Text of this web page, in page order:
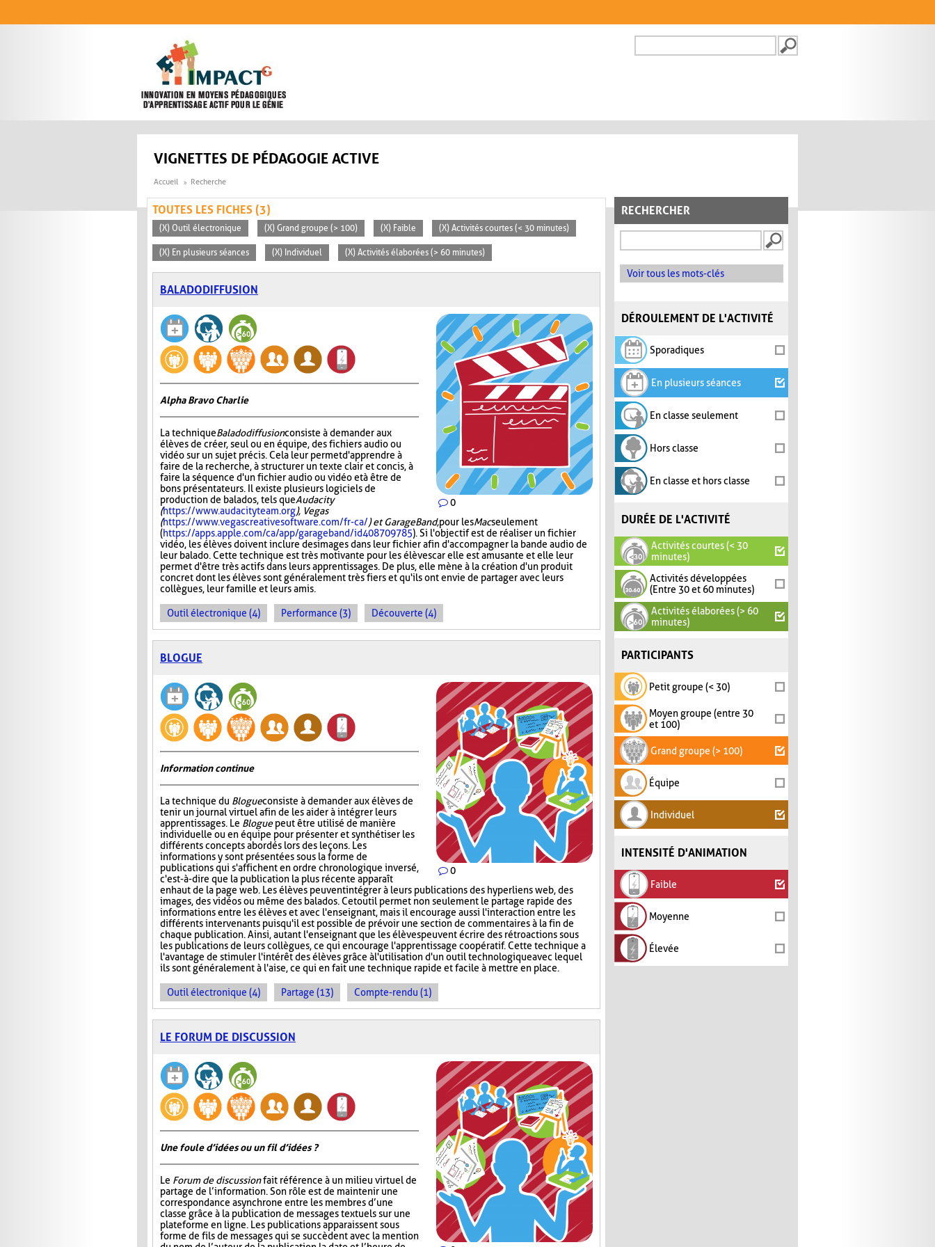
FORMULAIRE DE
VIGNETTES DE PÉDAGOGIE ACTIVE
Accueil Recherche
RECHERCHER
Voir tous les mots-clés
DÉROULEMENT DE L'ACTIVITÉ
Sporadiques
En plusieurs séances
En classe seulement
Hors classe
En classe et hors classe
DURÉE DE L'ACTIVITÉ
Activités courtes (< 30
minutes)
Activités développées
(Entre 30 et 60 minutes)
Activités élaborées (> 60
minutes)
PARTICIPANTS
Petit groupe (< 30)
Moyen groupe (entre 30
et 100)
Grand groupe (> 100)
Équipe
Individuel
INTENSITÉ D'ANIMATION
Faible
Moyenne
Élevée
TOUTES LES FICHES (3)
(X) Outil électronique (X) Grand groupe (> 100) (X) Faible (X) Activités courtes (< 30 minutes)
(X) En plusieurs séances (X) Individuel (X) Activités élaborées (> 60 minutes)
BALADODIFFUSION
0
Alpha Bravo Charlie
La techniqueBaladodiffusionconsiste à demander aux
élèves de créer, seul ou en équipe, des fichiers audio ou
vidéo sur un sujet précis. Cela leur permet d'apprendre à
faire de la recherche, à structurer un texte clair et concis, à
faire la séquence d'un fichier audio ou vidéo et à être de
bons présentateurs. Il existe plusieurs logiciels de
production de balados, tels queAudacity
(https://www.audacityteam.org), Vegas
(https://www.vegascreativesoftware.com/fr-ca/) et GarageBand,pour lesMacseulement
(https://apps.apple.com/ca/app/garageband/id408709785). Si l'objectif est de réaliser un fichier
vidéo, les élèves doivent inclure des images dans leur fichier afin d'accompagner la bande audio de
leur balado. Cette technique est très motivante pour les élèves car elle est amusante et elle leur
permet d'être très actifs dans leurs apprentissages. De plus, elle mène à la création d'un produit
concret dont les élèves sont généralement très fiers et qu'ils ont envie de partager avec leurs
collègues, leur famille et leurs amis.
Outil électronique (4) Performance (3) Découverte (4)
BLOGUE
0
Information continue
La technique du Blogueconsiste à demander aux élèves de
tenir un journal virtuel afin de les aider à intégrer leurs
apprentissages. Le Bloguepeut être utilisé de manière
individuelle ou en équipe pour présenter et synthétiser les
différents concepts abordés lors des leçons. Les
informations y sont présentées sous la forme de
publications qui s'affichent en ordre chronologique inversé,
c'est-à-dire que la publication la plus récente apparaît
en haut de la page web. Les élèves peuvent intégrer à leurs publications des hyperliens web, des
images, des vidéos ou même des balados. Cet outil permet non seulement le partage rapide des
informations entre les élèves et avec l'enseignant, mais il encourage aussi l'interaction entre les
différents intervenants puisqu'il est possible de prévoir une section de commentaires à la fin de
chaque publication. Ainsi, autant l'enseignant que les élèves peuvent écrire des rétroactions sous
les publications de leurs collègues, ce qui encourage l'apprentissage coopératif. Cette technique a
l'avantage de stimuler l'intérêt des élèves grâce à l'utilisation d'un outil technologique avec lequel
ils sont généralement à l'aise, ce qui en fait une technique rapide et facile à mettre en place.
Outil électronique (4) Partage (13) Compte-rendu (1)
LE FORUM DE DISCUSSION
Une foule d’idées ou un fil d’idées ?
Le Forum de discussionfait référence à un milieu virtuel de
partage de l’information. Son rôle est de maintenir une
correspondance asynchrone entre les membres d’une
classe grâce à la publication de messages textuels sur une
plateforme en ligne. Les publications apparaissent sous
forme de fils de messages qui se succèdent avec la mention